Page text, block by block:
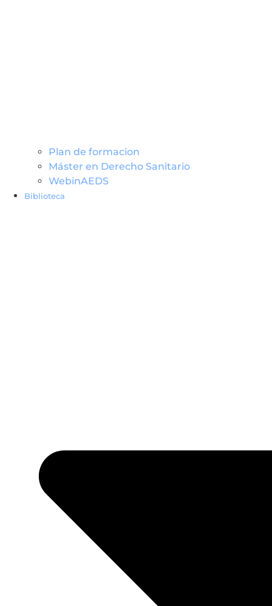
Plan de formacion
Máster en Derecho Sanitario
WebinAEDS
Biblioteca